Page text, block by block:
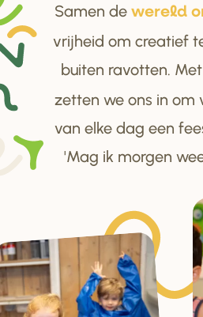
Samen de wereld
vrijheid om creatief
buiten ravotten. Met
zetten we ons in om
van elke dag een
'Mag ik morgen